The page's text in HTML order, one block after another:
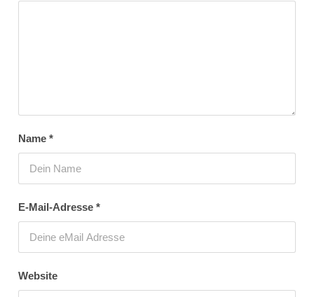
Name *
E-Mail-Adresse *
Website